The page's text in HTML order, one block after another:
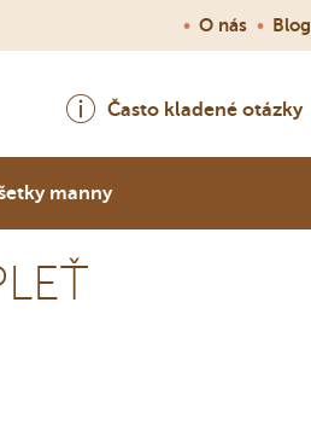
• O nás • Blog
Často kladené otázky
manny